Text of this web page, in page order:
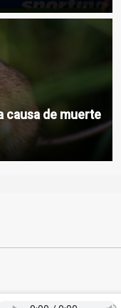
causa de muerte